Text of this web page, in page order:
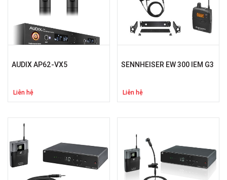
AUDIX AP62-VX5
Liên hệ
SENNHEISER EW 300 IEM G3
Liên hệ